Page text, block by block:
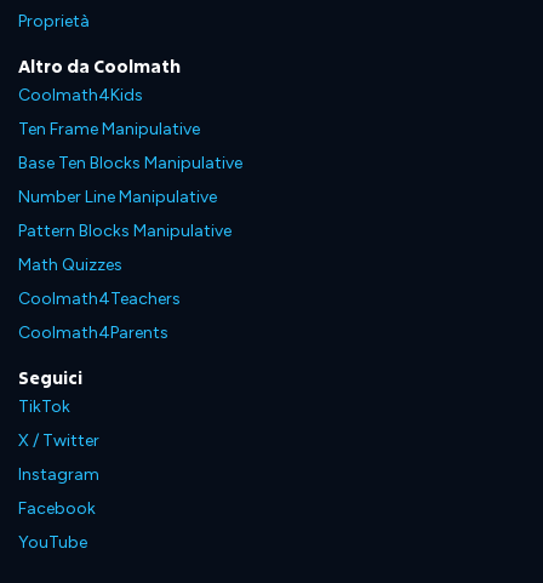
Proprietà
Altro da Coolmath
Coolmath4Kids
Ten Frame Manipulative
Base Ten Blocks Manipulative
Number Line Manipulative
Pattern Blocks Manipulative
Math Quizzes
Coolmath4Teachers
Coolmath4Parents
Seguici
TikTok
X / Twitter
Instagram
Facebook
YouTube